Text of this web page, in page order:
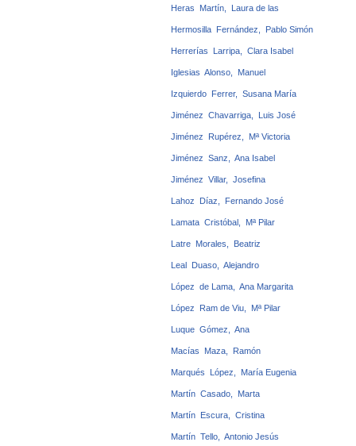
Heras Martín, Laura de las
Hermosilla Fernández, Pablo Simón
Herrerías Larripa, Clara Isabel
Iglesias Alonso, Manuel
Izquierdo Ferrer, Susana María
Jiménez Chavarriga, Luis José
Jiménez Rupérez, Mª Victoria
Jiménez Sanz, Ana Isabel
Jiménez Villar, Josefina
Lahoz Díaz, Fernando José
Lamata Cristóbal, Mª Pilar
Latre Morales, Beatriz
Leal Duaso, Alejandro
López de Lama, Ana Margarita
López Ram de Viu, Mª Pilar
Luque Gómez, Ana
Macías Maza, Ramón
Marqués López, María Eugenia
Martín Casado, Marta
Martín Escura, Cristina
Martín Tello, Antonio Jesús